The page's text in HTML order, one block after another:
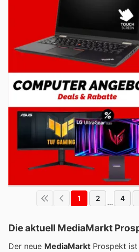
1 2 ... 4
Die aktuell MediaMarkt
Der neue MediaMarkt Prospekt